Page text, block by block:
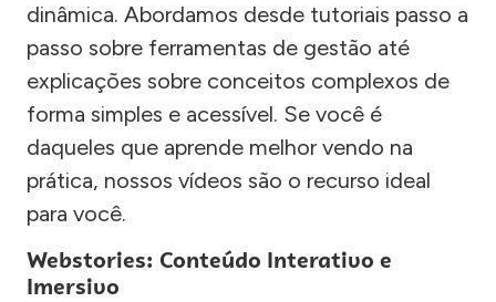
dinâmica. Abordamos desde tutoriais passo a
passo sobre ferramentas de gestão até
explicações sobre conceitos complexos de
forma simples e acessível. Se você é
daqueles que aprende melhor vendo na
prática, nossos vídeos são o recurso ideal
para você.
Webstories: Conteúdo Interativo e
Imersivo